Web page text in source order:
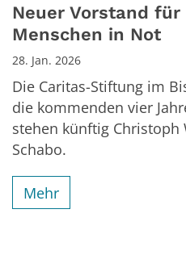
Neuer Vorstand
Menschen in Not
28. Jan. 2026
Die Caritas-Stiftung im
die kommenden vier
stehen künftig
Schabo.
Mehr